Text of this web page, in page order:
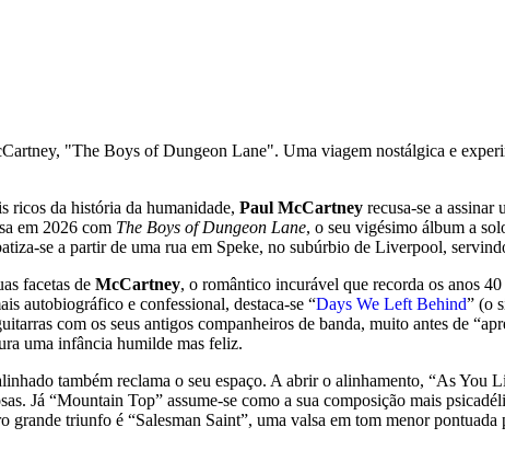
"The Boys of Dungeon Lane". Uma viagem nostálgica e
ricos da história da humanidade, Paul McCartney recusa-se a
em 2026 com The Boys of Dungeon Lane, o seu vigésimo álbum a
se a partir de uma rua em Speke, no subúrbio de Liverpool,
facetas de McCartney, o romântico incurável que recorda os anos
autobiográfico e confessional, destaca-se “Days We Left Behind” (o
com os seus antigos companheiros de banda, muito antes de
uma infância humilde mas feliz.
também reclama o seu espaço. A abrir o alinhamento, “As You
Já “Mountain Top” assume-se como a sua composição mais
triunfo é “Salesman Saint”, uma valsa em tom menor pontuada